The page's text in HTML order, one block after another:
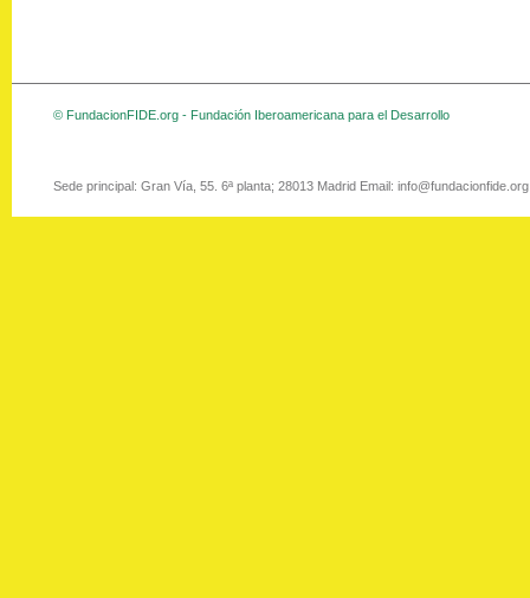
© FundacionFIDE.org - Fundación Iberoamericana para el Desarrollo
Sede principal: Gran Vía, 55. 6ª planta; 28013 Madrid Email: